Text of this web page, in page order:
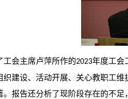
工会主席卢萍所作的2023年度工会
织建设、活动开展、关心教职工
。报告还分析了现阶段存在的不足